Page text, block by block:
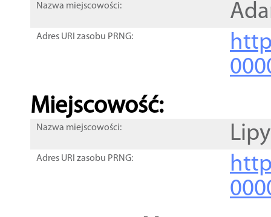
Nazwa miejscowości:
Adres URI zasobu PRNG:
Miejscowość:
Nazwa miejscowości: Lipy
Adres URI zasobu PRNG: